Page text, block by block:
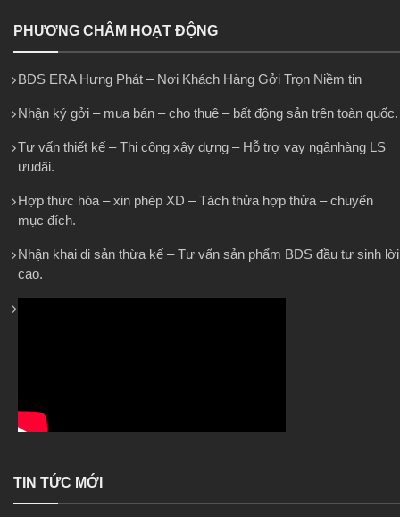
PHƯƠNG CHÂM HOẠT ĐỘNG
BĐS ERA Hưng Phát – Nơi Khách Hàng Gởi Trọn Niềm tin
Nhận ký gởi – mua bán – cho thuê – bất động sản trên toàn quốc.
Tư vấn thiết kế – Thi công xây dựng – Hỗ trợ vay ngânhàng LS
ưuđãi.
Hợp thức hóa – xin phép XD – Tách thửa hợp thửa – chuyển
mục đích.
Nhận khai di sản thừa kế – Tư vấn sản phẩm BDS đầu tư sinh lời
cao.
TIN TỨC MỚI